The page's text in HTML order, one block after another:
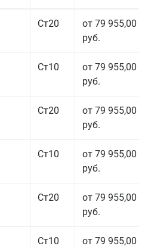
Ст20
от 79 955,00
руб.
Ст10
от 79 955,00
руб.
Ст20
от 79 955,00
руб.
Ст10
от 79 955,00
руб.
Ст20
от 79 955,00
руб.
Ст10
от 79 955,00